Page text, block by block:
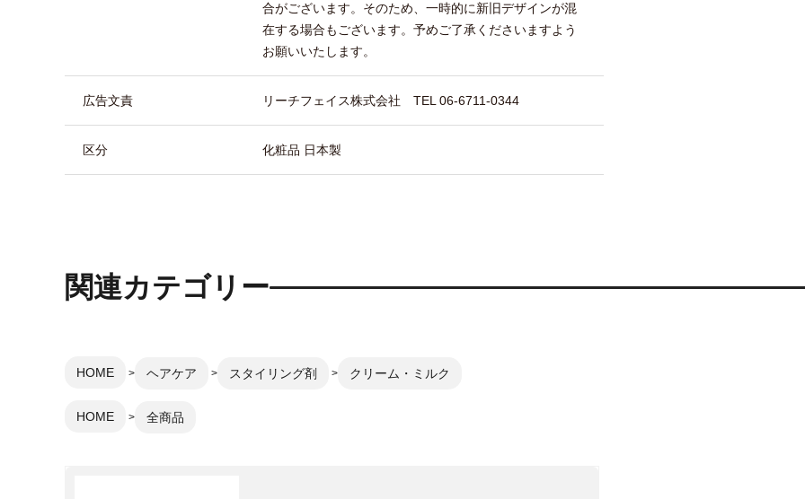
合がございます。そのため、一時的に新旧デザインが混
在する場合もございます。予めご了承くださいますよう
お願いいたします。
広告文責 リーチフェイス株式会社 TEL 06-6711-0344
区分 化粧品 日本製
関連カテゴリー
HOME ヘアケア スタイリング剤 クリーム・ミルク
HOME 全商品